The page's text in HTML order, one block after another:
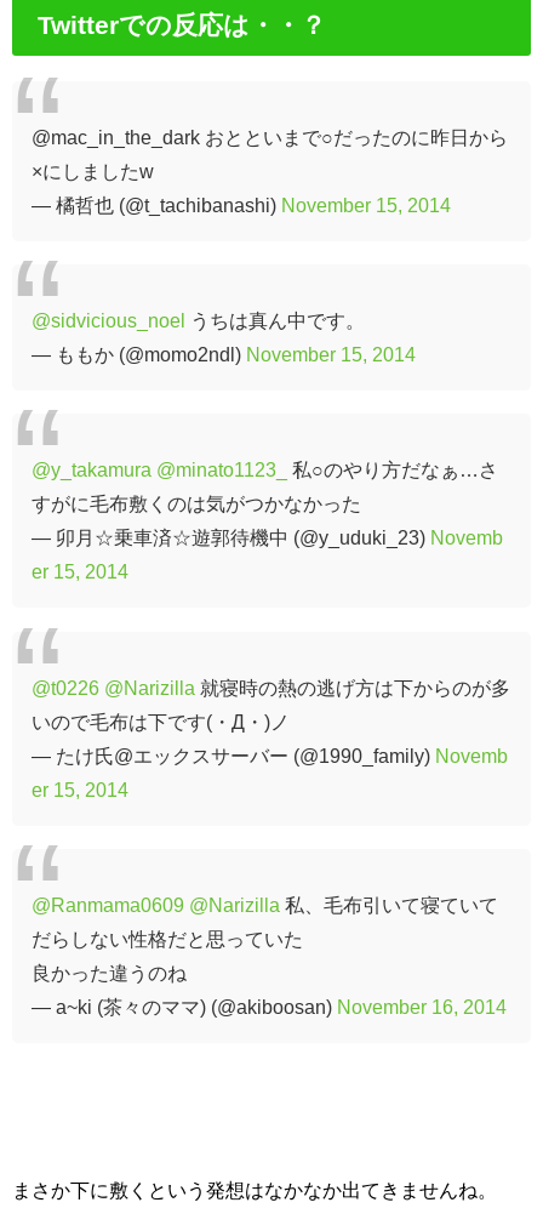
Twitterでの反応は・・？
@mac_in_the_dark おとといまで○だったのに昨日から
×にしましたw
— 橘哲也 (@t_tachibanashi) November 15, 2014
@sidvicious_noel
うちは真ん中です。
— ももか (@momo2ndl) November 15, 2014
@y_takamura @minato1123_
私○のやり方だなぁ…さ
すがに毛布敷くのは気がつかなかった
— 卯月☆乗車済☆遊郭待機中 (@y_uduki_23) Novemb
er 15, 2014
@t0226 @Narizilla 就寝時の熱の逃げ方は下からのが多
いので毛布は下です(・Д・)ノ
— たけ氏@エックスサーバー (@1990_family) Novemb
er 15, 2014
@Ranmama0609 @Narizilla 私、毛布引いて寝ていて
だらしない性格だと思っていた
良かった違うのね
— a~ki (茶々のママ) (@akiboosan) November 16, 2014
まさか下に敷くという発想はなかなか出てきませんね。